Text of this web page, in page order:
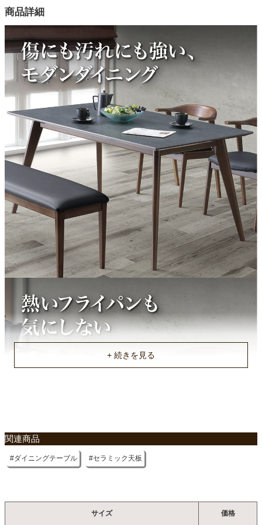
カラー
天板素材
セラミック
脚部素材
カバ材
原産国
中国
商品詳細
関連商品
ダイニングテーブル セラミック天板
サイズ 価格